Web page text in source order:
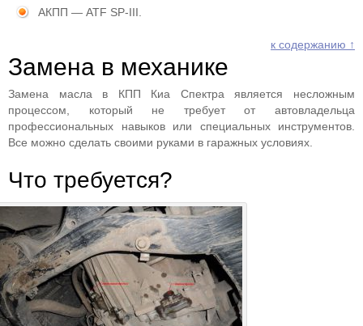
АКПП — ATF SP-III.
к содержанию ↑
Замена в механике
Замена масла в КПП Киа Спектра является несложным
процессом, который не требует от автовладельца
профессиональных навыков или специальных инструментов.
Все можно сделать своими руками в гаражных условиях.
Что требуется?